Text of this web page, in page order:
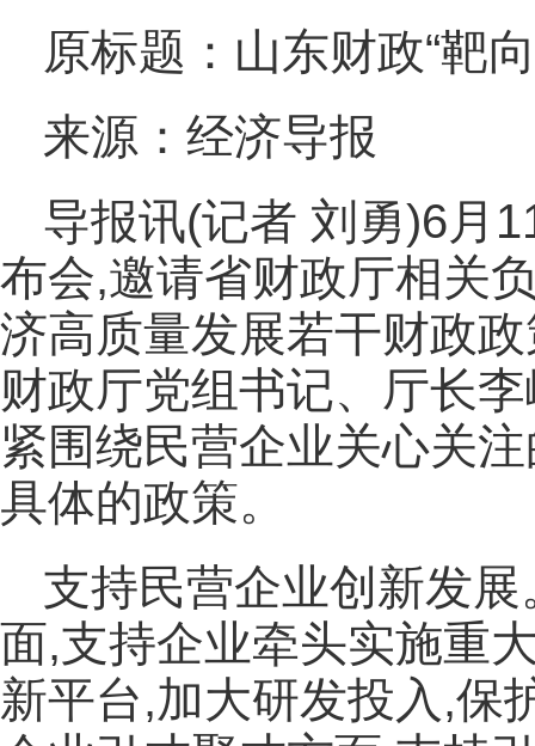
原标题：山东财政“靶
来源：经济导报
导报讯(记者 刘勇)6月
布会,邀请省财政厅相关
济高质量发展若干财政
财政厅党组书记、厅长
紧围绕民营企业关心关
具体的政策。
支持民营企业创新发
面,支持企业牵头实施重
新平台,加大研发投入,保